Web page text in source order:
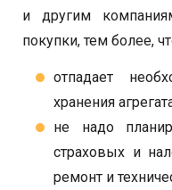
и другим
покупки, тем более,
отпадает
хранения
не надо
страховых и
ремонт и